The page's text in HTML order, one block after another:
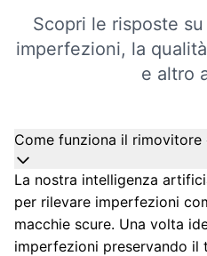
Scopri le risposte
imperfezioni, la
e altro
Come funziona il
La nostra intelligenza
per rilevare imperfezioni
macchie scure. Una volta
imperfezioni preservando il